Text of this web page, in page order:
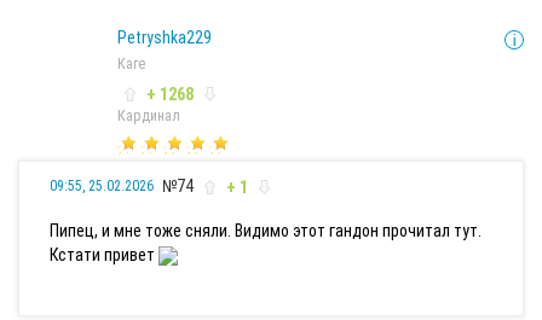
Petryshka229
Каге
+ 1268
Кардинал
09:55, 25.02.2026 №74 + 1
Пипец, и мне тоже сняли. Видимо этот гандон прочитал тут.
Кстати привет